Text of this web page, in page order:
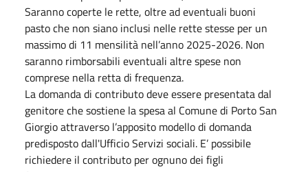
Saranno coperte le rette, oltre ad eventuali buoni
pasto che non siano inclusi nelle rette stesse per un
massimo di 11 mensilità nell’anno 2025-2026. Non
saranno rimborsabili eventuali altre spese non
comprese nella retta di frequenza.
La domanda di contributo deve essere presentata dal
genitore che sostiene la spesa al Comune di Porto San
Giorgio attraverso l’apposito modello di domanda
predisposto dall'Ufficio Servizi sociali. E’ possibile
richiedere il contributo per ognuno dei figli